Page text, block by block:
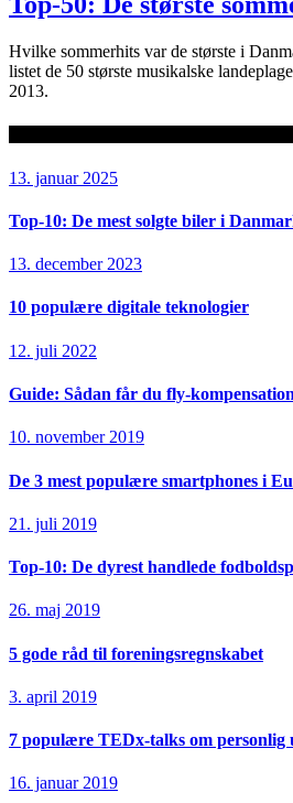
Hvilke sommerhits var de største i
listet de 50 største musikalske
2013.
13. januar 2025
Top-10: De mest solgte biler i
13. december 2023
10 populære digitale teknologier
12. juli 2022
Guide: Sådan får du fly-kompensation
10. november 2019
De 3 mest populære smartphones i
21. juli 2019
Top-10: De dyrest handlede
26. maj 2019
5 gode råd til foreningsregnskabet
3. april 2019
7 populære TEDx-talks om personlig
16. januar 2019